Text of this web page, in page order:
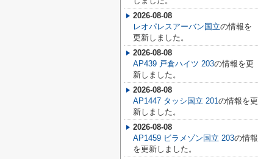
2026-08-08
レオパレスアーバン国立の情報を
更新しました。
2026-08-08
AP439 戸倉ハイツ 203の情報を更
新しました。
2026-08-08
AP1447 タッシ国立 201の情報を更
新しました。
2026-08-08
AP1459 ビラメゾン国立 203の情報
を更新しました。